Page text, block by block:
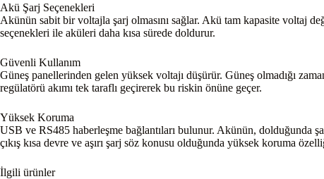
Akü Şarj Seçenekleri
Akünün sabit bir voltajla şarj olmasını sağlar. Akü tam kapasite voltaj
seçenekleri ile aküleri daha kısa sürede doldurur.
Güvenli Kullanım
Güneş panellerinden gelen yüksek voltajı düşürür. Güneş olmadığı
regülatörü akımı tek taraflı geçirerek bu riskin önüne geçer.
Yüksek Koruma
USB ve RS485 haberleşme bağlantıları bulunur. Akünün, dolduğunda
çıkış kısa devre ve aşırı şarj söz konusu olduğunda yüksek koruma
İlgili ürünler